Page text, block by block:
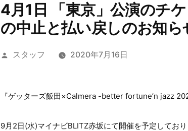
4月1日 「東京」公演のチ
の中止と払い戻しのお知ら
投
スタッフ 2020年7月16日
『ゲッターズ飯田×Calmera -better fortune’n jazz
9月2日(水)マイナビBLITZ赤坂にて開催を予定してお